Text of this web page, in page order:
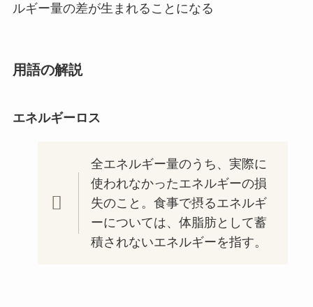
ルギー量の差が生まれることになる
用語の解説
エネルギーロス
全エネルギー量のうち、実際に
使われなかったエネルギーの損
失のこと。食事で摂るエネルギ
ーについては、体脂肪として蓄
積されないエネルギーを指す。